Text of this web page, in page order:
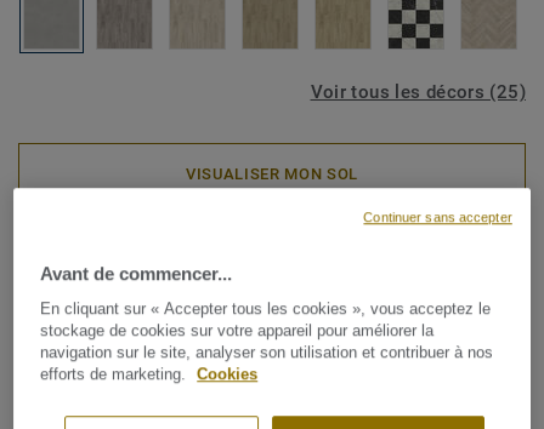
Voir tous les décors (25)
VISUALISER MON SOL
ICONIK EcoTex - Fibra 4
MOUSE
La collection de revêtements de sol en vinyle pour la
maison ICONIK EcoTex est une solution de revêtement de
Avant de commencer...
En cliquant sur « Accepter tous les cookies », vous acceptez le
stockage de cookies sur votre appareil pour améliorer la
navigation sur le site, analyser son utilisation et contribuer à nos
efforts de marketing.
Cookies
Continuer sans accepter